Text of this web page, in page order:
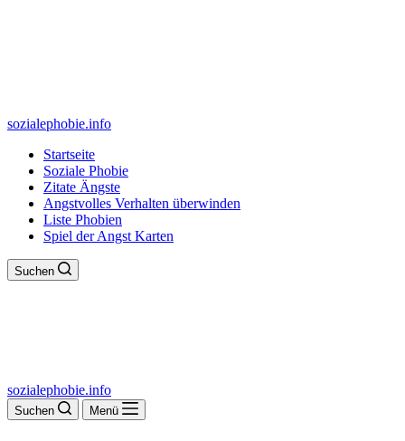
sozialephobie.info
Startseite
Soziale Phobie
Zitate Ängste
Angstvolles Verhalten überwinden
Liste Phobien
Spiel der Angst Karten
Suchen
sozialephobie.info
Suchen Menü